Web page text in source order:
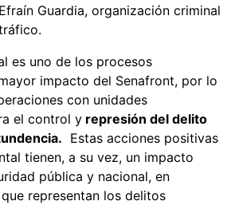
Guardia, organización criminal
es uno de los procesos
impacto del Senafront, por lo
con unidades
el control y represión del delito
Estas acciones positivas
tienen, a su vez, un impacto
pública y nacional, en
representan los delitos